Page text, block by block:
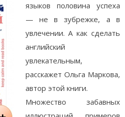
языков половина успеха
— не в зубрежке, а в
увлечении. А как сделать
английский
увлекательным,
расскажет Ольга Маркова,
автор этой книги.
Множество забавных